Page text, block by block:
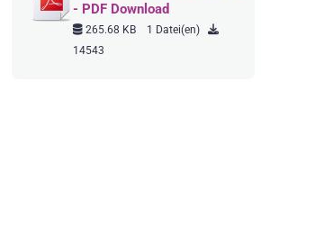
- PDF Download
265.68 KB
1 Datei(en)
14543